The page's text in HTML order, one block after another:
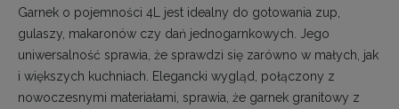
Garnek o pojemności 4L jest idealny do gotowania zup,
gulaszy, makaronów czy dań jednogarnkowych. Jego
uniwersalność sprawia, że sprawdzi się zarówno w małych, jak
i większych kuchniach. Elegancki wygląd, połączony z
nowoczesnymi materiałami, sprawia, że garnek granitowy z